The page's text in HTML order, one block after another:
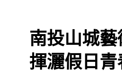
南投山城
揮灑假日